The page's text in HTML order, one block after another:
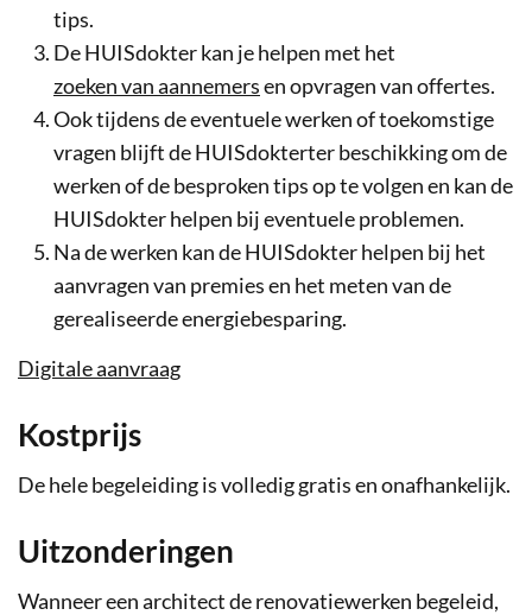
tips.
De HUISdokter kan je helpen met het
zoeken van aannemersen opvragen van offertes.
Ook tijdens de eventuele werken of toekomstige
vragen blijft de HUISdokterter beschikking om de
werken of de besproken tips op te volgen en kan de
HUISdokter helpen bij eventuele problemen.
Na de werken kan de HUISdokter helpen bij het
aanvragen van premies en het meten van de
gerealiseerde energiebesparing.
Digitale aanvraag
Kostprijs
De hele begeleiding is volledig gratis en onafhankelijk.
Uitzonderingen
Wanneer een architect de renovatiewerken begeleid,